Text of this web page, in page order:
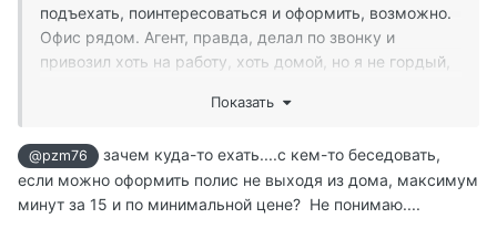
подъехать, поинтересоваться и оформить, возможно.
Офис рядом. Агент, правда, делал по звонку и
привозил хоть на работу, хоть домой, но я не гордый,
Показать
@pzm76
зачем куда-то ехать....с кем-то беседовать,
если можно оформить полис не выходя из дома, максимум
минут за 15 и по минимальной цене? Не понимаю....